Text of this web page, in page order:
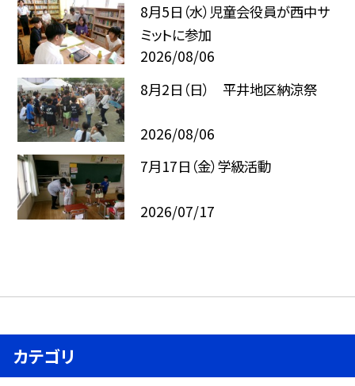
8月5日（水）児童会役員が西中サ
ミットに参加
2026/08/06
8月2日（日） 平井地区納涼祭
2026/08/06
7月17日（金）学級活動
2026/07/17
カテゴリ